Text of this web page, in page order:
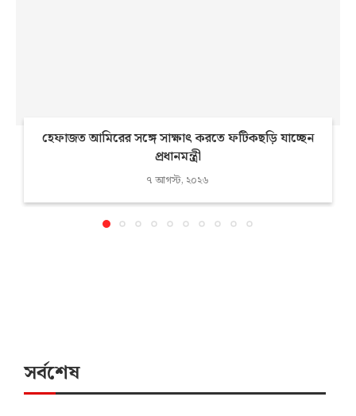
হেফাজত আমিরের সঙ্গে সাক্ষাৎ করতে ফটিকছড়ি যাচ্ছেন
প্রধানমন্ত্রী
৭ আগস্ট, ২০২৬
সর্বশেষ